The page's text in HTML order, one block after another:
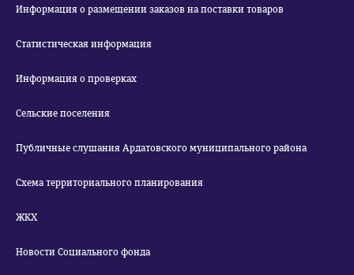
Информация о размещении заказов на поставки товаров
Статистическая информация
Информация о проверках
Сельские поселения
Публичные слушания Ардатовского муниципального района
Схема территориального планирования
ЖКХ
Новости Социального фонда